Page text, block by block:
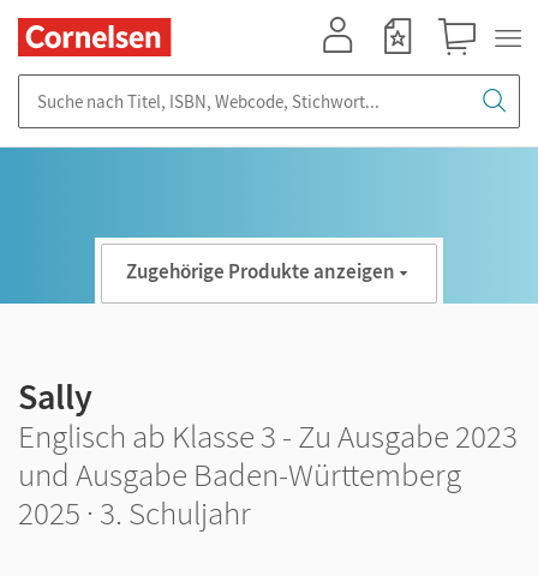
Zugehörige Produkte anzeigen
Sally
Englisch ab Klasse 3 - Zu Ausgabe 2023
und Ausgabe Baden-Württemberg
2025 · 3. Schuljahr